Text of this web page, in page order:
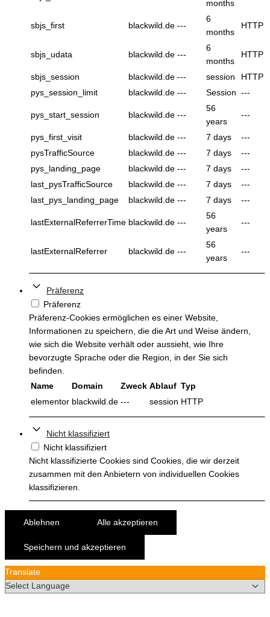
months
sbjs_first blackwild.de ---
6
months
HTTP
sbjs_udata blackwild.de ---
6
months
HTTP
sbjs_session blackwild.de --- session
HTTP
pys_session_limit
blackwild.de --- Session ---
pys_start_session blackwild.de ---
56
years
---
pys_first_visit blackwild.de --- 7 days
---
pysTrafficSource
blackwild.de --- 7 days
---
pys_landing_page
blackwild.de --- 7 days
---
last_pysTrafficSource
blackwild.de --- 7 days
---
last_pys_landing_page
blackwild.de --- 7 days ---
lastExternalReferrerTime blackwild.de ---
56
years
---
lastExternalReferrer blackwild.de ---
56
years
---
Präferenz
Präferenz
Präferenz-Cookies ermöglichen es einer Website,
Informationen zu speichern, die die Art und Weise ändern,
wie sich die Website verhält oder aussieht, wie Ihre
bevorzugte Sprache oder die Region, in der Sie sich
befinden.
Name
Domain Zweck Ablauf Typ
elementor blackwild.de --- session HTTP
Nicht klassifiziert
Nicht klassifiziert
Nicht klassifizierte Cookies sind Cookies, die wir derzeit
zusammen mit den Anbietern von individuellen Cookies
klassifizieren.
Ablehnen Alle akzeptieren
Speichern und akzeptieren
Translate